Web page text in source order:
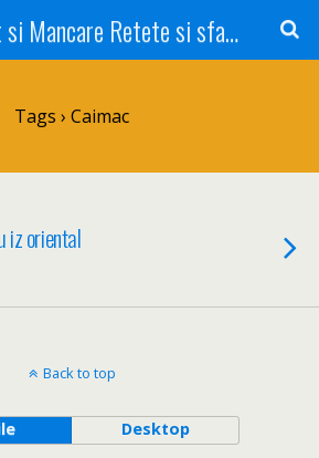
Restaurant si Mancare Retete si sfaturi Picant bun si rapid
Tags › Caimac
iz oriental
Back to top
Desktop